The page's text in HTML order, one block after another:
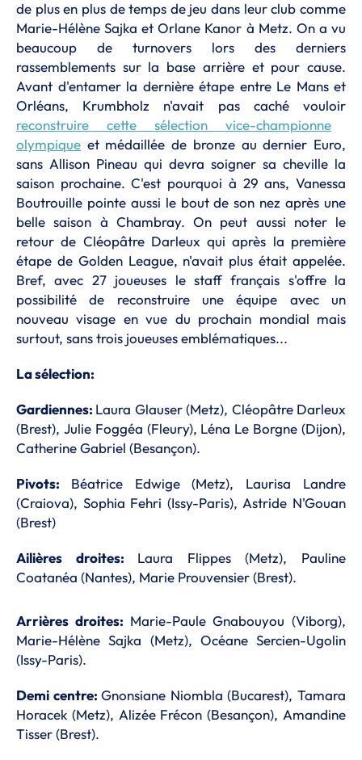
de plus en plus de temps de jeu dans leur club comme
Marie-Hélène Sajka et Orlane Kanor à Metz. On a vu
beaucoup de turnovers lors des derniers
rassemblements sur la base arrière et pour cause.
Avant d'entamer la dernière étape entre Le Mans et
Orléans, Krumbholz n'avait pas caché vouloir
reconstruire cette sélection vice-championne
olympique et médaillée de bronze au dernier Euro,
sans Allison Pineau qui devra soigner sa cheville la
saison prochaine. C'est pourquoi à 29 ans, Vanessa
Boutrouille pointe aussi le bout de son nez après une
belle saison à Chambray. On peut aussi noter le
retour de Cléopâtre Darleux qui après la première
étape de Golden League, n'avait plus était appelée.
Bref, avec 27 joueuses le staff français s'offre la
possibilité de reconstruire une équipe avec un
nouveau visage en vue du prochain mondial mais
surtout, sans trois joueuses emblématiques...
La sélection:
Gardiennes: Laura Glauser (Metz), Cléopâtre Darleux
(Brest), Julie Foggéa (Fleury), Léna Le Borgne (Dijon),
Catherine Gabriel (Besançon).
Pivots: Béatrice Edwige (Metz), Laurisa Landre
(Craiova), Sophia Fehri (Issy-Paris), Astride N'Gouan
(Brest)
Ailières droites: Laura Flippes (Metz), Pauline
Coatanéa (Nantes), Marie Prouvensier (Brest).
Arrières droites: Marie-Paule Gnabouyou (Viborg),
Marie-Hélène Sajka (Metz), Océane Sercien-Ugolin
(Issy-Paris).
Demi centre:Gnonsiane Niombla (Bucarest), Tamara
Horacek (Metz), Alizée Frécon (Besançon), Amandine
Tisser (Brest).